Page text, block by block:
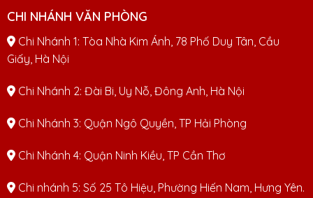
CHI NHÁNH VĂN PHÒNG
Chi Nhánh 1: Tòa Nhà Kim Ánh, 78 Phố Duy Tân, Cầu
Giấy, Hà Nội
Chi Nhánh 2: Đài Bi, Uy Nỗ, Đông Anh, Hà Nội
Chi Nhánh 3: Quận Ngô Quyền, TP Hải Phòng
Chi Nhánh 4: Quận Ninh Kiều, TP Cần Thơ
Chi nhánh 5: Số 25 Tô Hiệu, Phường Hiến Nam, Hưng Yên.